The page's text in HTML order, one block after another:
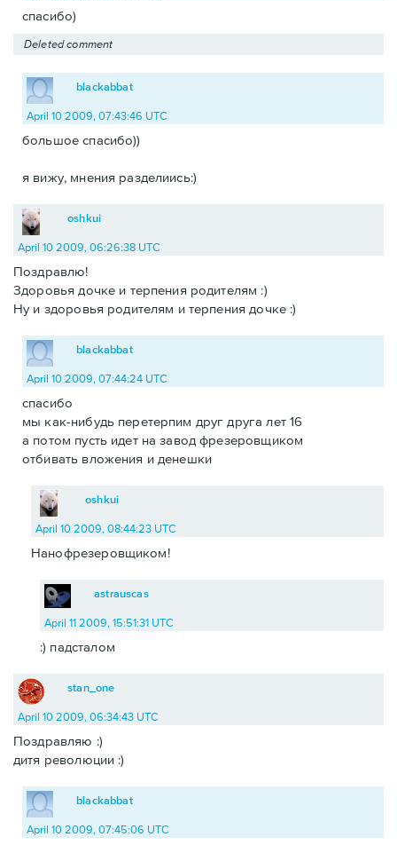
спасибо)
Deleted comment
blackabbat
April 10 2009, 07:43:46 UTC
большое спасибо))
я вижу, мнения разделиись:)
oshkui
April 10 2009, 06:26:38 UTC
Поздравлю!
Здоровья дочке и терпения родителям :)
Ну и здоровья родителям и терпения дочке :)
blackabbat
April 10 2009, 07:44:24 UTC
спасибо
мы как-нибудь перетерпим друг друга лет 16
а потом пусть идет на завод фрезеровщиком
отбивать вложения и денешки
oshkui
April 10 2009, 08:44:23 UTC
Нанофрезеровщиком!
astrauscas
April 11 2009, 15:51:31 UTC
:) падсталом
stan_one
April 10 2009, 06:34:43 UTC
Поздравляю :)
дитя революции :)
blackabbat
April 10 2009, 07:45:06 UTC